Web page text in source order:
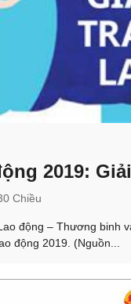
2019:
Chiều
động – Thương binh
động 2019. (Nguồn...